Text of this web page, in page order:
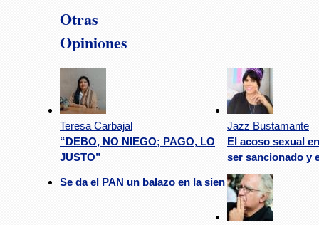
Otras
Opiniones
Teresa Carbajal
“DEBO, NO NIEGO; PAGO, LO
JUSTO”
Jazz Bustamante
El acoso sexual
ser sancionado y
Se da el PAN un balazo en la sien